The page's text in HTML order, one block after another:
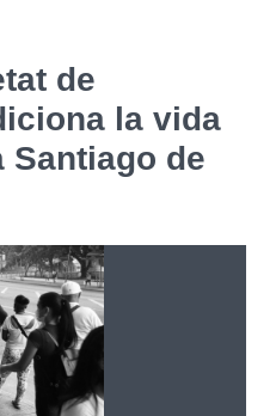
Español
de
la vida
Santiago de